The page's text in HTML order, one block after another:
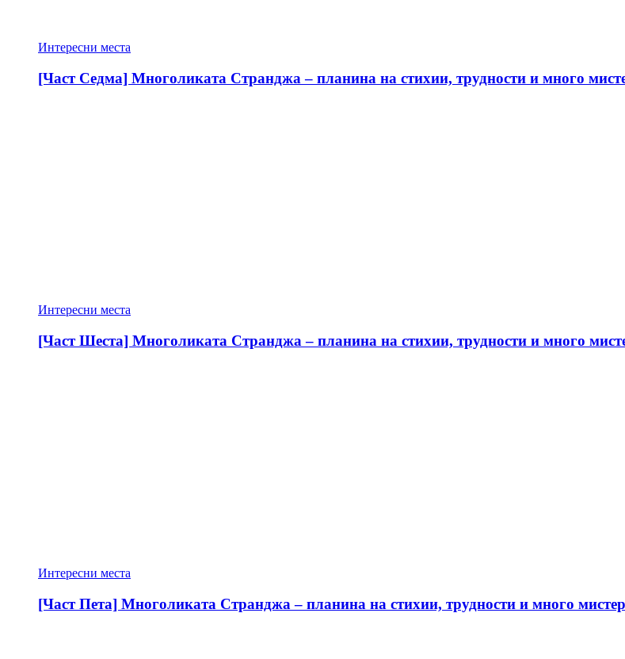
Интересни места
[Част Седма] Многоликата Странджа – планина на стихии, трудности и много
Интересни места
[Част Шеста] Многоликата Странджа – планина на стихии, трудности и много
Интересни места
[Част Пета] Многоликата Странджа – планина на стихии, трудности и много